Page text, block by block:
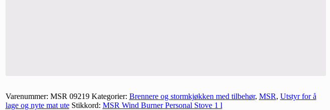
Varenummer: MSR 09219 Kategorier: Brennere og stormkjøkken med tilbehør, MSR, Utstyr for å
lage og nyte mat ute Stikkord: MSR Wind Burner Personal Stove 1 l